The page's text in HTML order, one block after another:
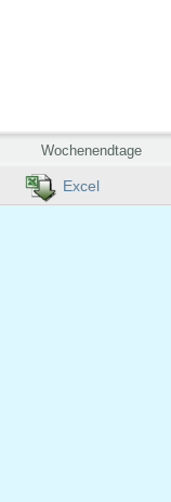
Excel
Wochenendtage